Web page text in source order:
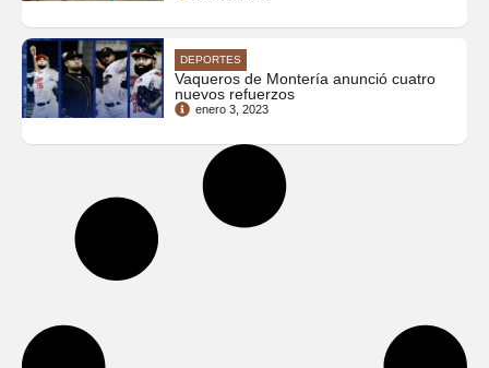
DEPORTES
Vaqueros de Montería anunció cuatro
nuevos refuerzos
enero 3, 2023